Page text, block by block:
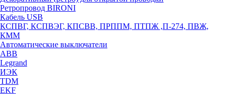
Ретропровод BIRONI
Кабель USB
КСПВГ, КСПВЭГ, КПСВВ, ПРППМ, ПТПЖ ,П-274, ПВЖ,
КММ
Автоматические выключатели
ABB
Legrand
ИЭК
TDM
EKF